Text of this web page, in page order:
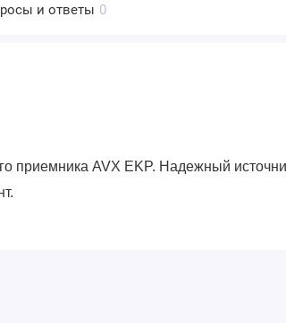
и ответы 0
приемника AVX EKP. Надежный